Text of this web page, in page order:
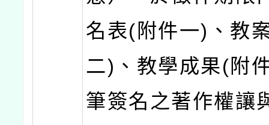
名表(附件一)、教
二)、教學成果(附
筆簽名之著作權讓